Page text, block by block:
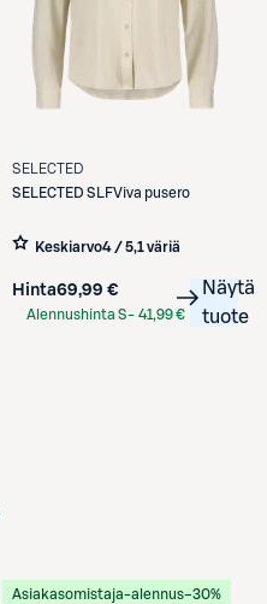
SELECTED
SELECTED SLFViva pusero
Keskiarvo4 / 5,1 väriä
Hinta69,99 €
Alennushinta S- 41,99 €
Näytä
tuote
Asiakasomistaja-alennus−30%